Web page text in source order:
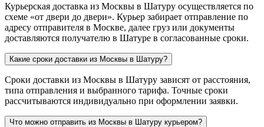
Курьерская доставка из Москвы в Шатуру осуществляется по
схеме «от двери до двери». Курьер забирает отправление по
адресу отправителя в Москве, далее груз или документы
доставляются получателю в Шатуре в согласованные сроки.
Какие сроки доставки из Москвы в Шатуру?
Сроки доставки из Москвы в Шатуру зависят от расстояния,
типа отправления и выбранного тарифа. Точные сроки
рассчитываются индивидуально при оформлении заявки.
Что можно отправить из Москвы в Шатуру курьером?